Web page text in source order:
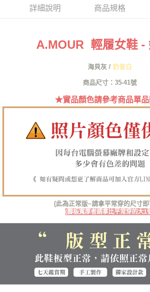
３．收到繳費通知簡訊後14天內，點擊此簡訊中的連
ATM／網路銀行／等多元方式進行付款，方視為交易
後付繳納相關費用。
※ 交易是否成功請以「AFTEE先享後付 」之結帳頁
https://
易，需依本服務之必要範圍內提供個人資料，並將交
權轉讓予恩沛科技股份有限公司。
https://aftee.tw/terms/#terms3
３．未成年的使用者請事先徵得法定代理人或監護人
４．使用「AFTEE先享後付」時，將依據個別帳號之
請求用戶進行身份認證。
恩沛科技股份有限公司將有權停止該用戶之使用額度
付款後7-11取貨
每筆NT$60，滿NT$1,380(含以上)免運費
每筆NT$100，滿NT$1,380(含以上)免運費
每筆NT$125，滿NT$1,380(含以上)免運費
詳細說明 商品規格
A.MOUR 輕履女鞋 -
海貝灰 / 奶昔白
商品尺寸：35-41號
★實品顏色請參考商品單
(此為正常版~請拿平常穿的尺寸
(腳板寬厚者請拿比平常穿的大1